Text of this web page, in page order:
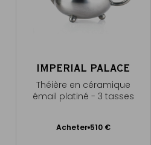
IMPERIAL PALACE
Théière en céramique
émail platiné - 3 tasses
Acheter 510 €
Ajouter